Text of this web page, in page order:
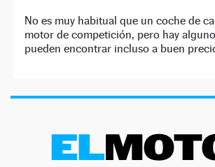
No es muy habitual que un coche de
motor de competición, pero hay
pueden encontrar incluso a buen